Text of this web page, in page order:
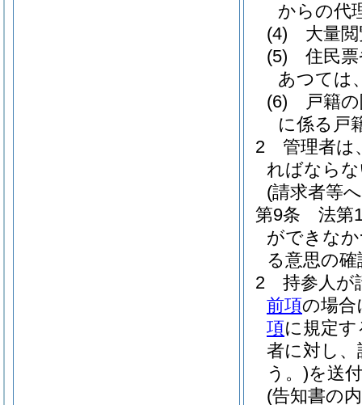
からの代
(4)
大量
(5)
住民
あつては
(6)
戸籍
に係る戸
2
管理者は
ればなら
(請求者等
第9条
法第
ができな
る意思の
2
持参人が
前項の場合
項に規定
者に対し
う。)を送
(告知書の